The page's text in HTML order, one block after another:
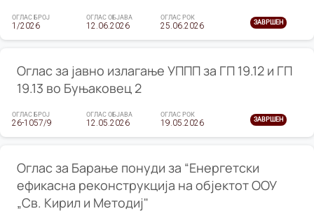
ОГЛАС БРОЈ
1/2026
ОГЛАС ОБЈАВА
12.06.2026
ОГЛАС РОК
25.06.2026 ЗАВРШЕН
Оглас за јавно излагање УППП за ГП 19.12 и ГП
19.13 во Буњаковец 2
ОГЛАС БРОЈ
26-1057/9
ОГЛАС ОБЈАВА
12.05.2026
ОГЛАС РОК
19.05.2026 ЗАВРШЕН
Оглас за Барање понуди за “Енергетски
ефикасна реконструкција на објектот ООУ
„Св. Кирил и Методиј"